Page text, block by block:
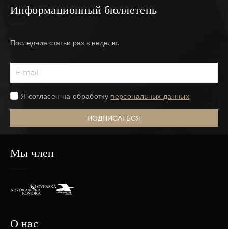
Информационный бюллетень
Последние статьи раз в неделю.
Я согласен на обработку персональных данных.
ПОДПИСАТЬСЯ
Мы член
О нас